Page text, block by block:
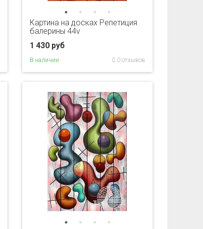
Картина на досках Репетиция
балерины 44v
1 430 руб
В наличии 0 отзывов